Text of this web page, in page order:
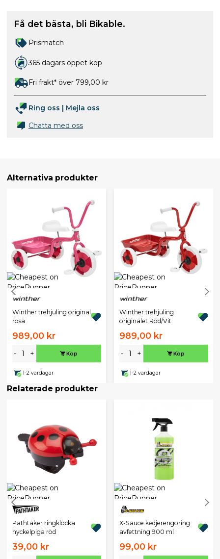
Få det bästa, bli Bikable.
Prismatch
365 dagars öppet köp
Fri frakt* över 799,00 kr
Ring oss | Mejla oss
Chatta med oss
Alternativa produkter
Winther trehjuling original
rosa
989,00 kr
- + Köp
1-2 vardagar
Winther trehjuling
originalet Röd/Vit
989,00 kr
- + Köp
1-2 vardagar
Relaterade produkter
Pathtaker ringklocka
nyckelpiga röd
39,00 kr
X-Sauce kedjerengöring
avfettning 900 ml
99,00 kr